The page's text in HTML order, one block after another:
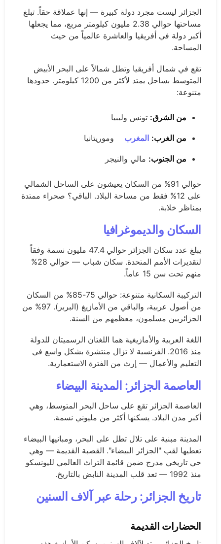
الجزائر ليست مجرد دولة كبيرة — إنها عملاقة حقاً. تبلغ
مساحتها حوالي 2.38 مليون كيلومتر مربع، مما يجعلها
أكبر دولة في أفريقيا والعاشرة عالمياً من حيث
المساحة.
تقع في شمال أفريقيا وتطل شمالاً على البحر الأبيض
المتوسط بساحل يمتد لأكثر من 1200 كيلومتر. حدودها
متنوعة:
من الشرق: تونس وليبيا
من الغرب: المغرب وموريتانيا
من الجنوب: مالي والنيجر
حوالي 91% من السكان يعيشون على الساحل الشمالي
على 12% فقط من مساحة البلاد. الباقي؟ صحراء ممتدة
بمناظر خلابة.
السكان والديموغرافيا
يبلغ عدد سكان الجزائر حوالي 47.4 مليون نسمة وفقاً
لتقديرات الأمم المتحدة. سكان شباب — حوالي 28%
منهم تحت سن 15 عاماً.
التركيبة السكانية متنوعة: حوالي 75-85% من السكان
من أصول عربية، والباقي من الأمازيغ (البربر). 97% من
الجزائريين مسلمون، معظمهم من السنة.
اللغة العربية والأمازيغية هما اللغتان الرسميتان للدولة
منذ 2016. الفرنسية لا تزال منتشرة بشكل واسع في
التعليم والأعمال — إرث من الفترة الاستعمارية.
العاصمة الجزائر: المدينة البيضاء
العاصمة الجزائر تقع على ساحل البحر المتوسط، وهي
أكبر مدن البلاد. يسكنها أكثر من مليوني نسمة.
المدينة مبنية على تلال تطل على البحر، ومبانيها البيضاء
تعطيها لقب "الجزائر البيضاء". القصبة القديمة — وهي
حي تاريخي مدرج ضمن قائمة التراث العالمي لليونسكو
منذ 1992 — تعد قلب المدينة النابض بالتاريخ.
تاريخ الجزائر: رحلة عبر آلاف السنين
الحضارات القديمة